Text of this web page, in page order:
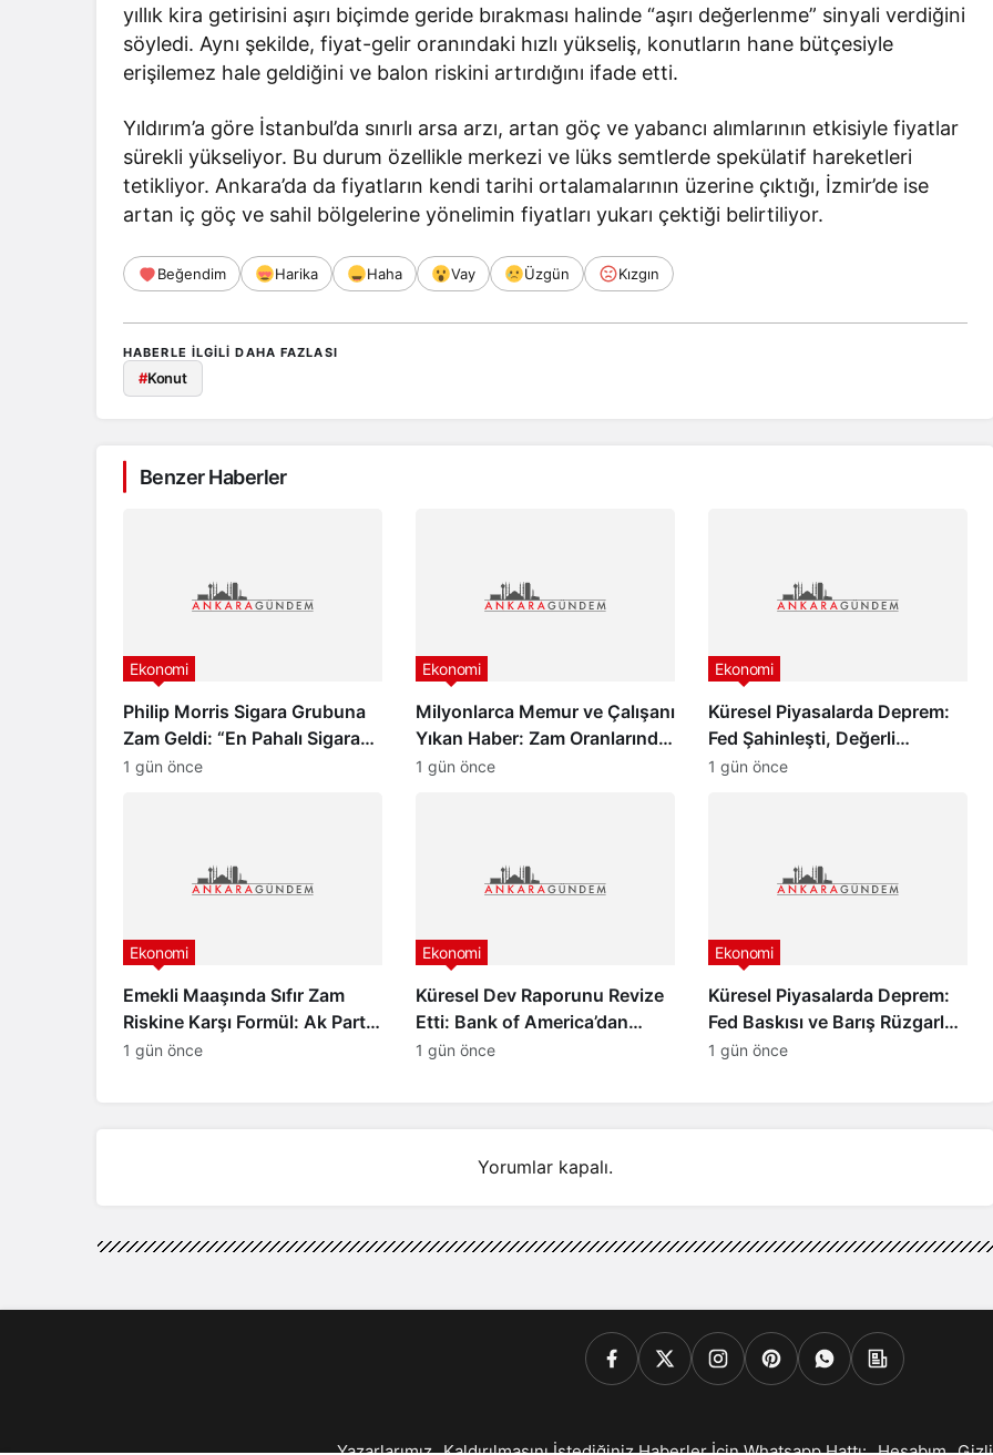
yıllık kira getirisini aşırı biçimde geride bırakması halinde “aşırı değerlenme” sinyali verdiğini
söyledi. Aynı şekilde, fiyat-gelir oranındaki hızlı yükseliş, konutların hane bütçesiyle
erişilemez hale geldiğini ve balon riskini artırdığını ifade etti.
Yıldırım’a göre İstanbul’da sınırlı arsa arzı, artan göç ve yabancı alımlarının etkisiyle fiyatlar
sürekli yükseliyor. Bu durum özellikle merkezi ve lüks semtlerde spekülatif hareketleri
tetikliyor. Ankara’da da fiyatların kendi tarihi ortalamalarının üzerine çıktığı, İzmir’de ise
artan iç göç ve sahil bölgelerine yönelimin fiyatları yukarı çektiği belirtiliyor.
Beğendim Harika Haha Vay Üzgün Kızgın
HABERLE ILGILI DAHA FAZLASI
#Konut
Benzer Haberler
Philip Morris Sigara Grubuna
Zam Geldi: “En Pahalı Sigara
140 TL Oldu”
Ekonomi
1 gün önce
Milyonlarca Memur ve Çalışanı
Yıkan Haber: Zam Oranlarında
Beklenmedik Gelişme!
Ekonomi
1 gün önce
Küresel Piyasalarda Deprem:
Fed Şahinleşti, Değerli
Metaller Çakıldı!
Ekonomi
1 gün önce
Emekli Maaşında Sıfır Zam
Riskine Karşı Formül: Ak Parti
Meclis Grubu Harekete Geçti!
Ekonomi
1 gün önce
Küresel Dev Raporunu Revize
Etti: Bank of America’dan
Türkiye İçin İyimser Analiz!
Ekonomi
1 gün önce
Küresel Piyasalarda Deprem:
Fed Baskısı ve Barış Rüzgarları
Altını Çakıttı!
Ekonomi
1 gün önce
Yorumlar kapalı.
Yazarlarımız Kaldırılmasını İstediğiniz Haberler İçin Whatsapp Hattı: Hesabım